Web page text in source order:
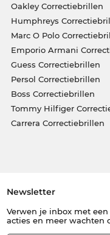
Oakley Correctiebrillen
Humphreys
Marc O Polo
Emporio Armani
Guess Correctiebrillen
Persol Correctiebrillen
Boss Correctiebrillen
Tommy Hilfiger
Carrera Correctiebrillen
Newsletter
Verwen je inbox met
acties en meer wachten